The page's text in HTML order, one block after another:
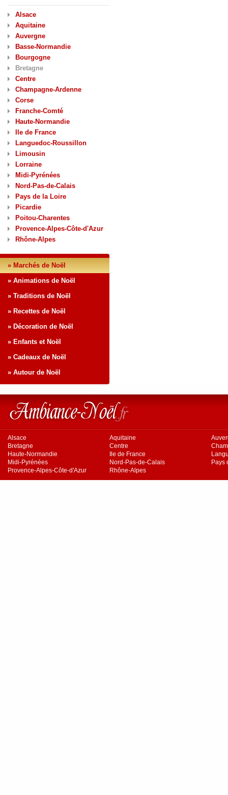
Alsace
Aquitaine
Auvergne
Basse-Normandie
Bourgogne
Bretagne
Centre
Champagne-Ardenne
Corse
Franche-Comté
Haute-Normandie
Ile de France
Languedoc-Roussillon
Limousin
Lorraine
Midi-Pyrénées
Nord-Pas-de-Calais
Pays de la Loire
Picardie
Poitou-Charentes
Provence-Alpes-Côte-d'Azur
Rhône-Alpes
» Marchés de Noël
» Animations de Noël
» Traditions de Noël
» Recettes de Noël
» Décoration de Noël
» Enfants et Noël
» Cadeaux de Noël
» Autour de Noël
Alsace Aquitaine
Bretagne
Centre
Haute-Normandie
Ile de France
Midi-Pyrénées
Nord-Pas-de-Calais
Pays
Provence-Alpes-Côte-d'Azur
Rhône-Alpes